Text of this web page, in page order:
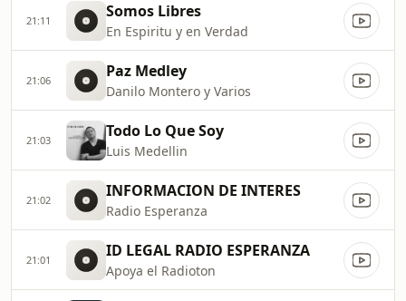
21:11 Somos Libres
En Espiritu y en Verdad
21:06 Paz Medley
Danilo Montero y Varios
21:03 Todo Lo Que Soy
Luis Medellin
21:02 INFORMACION DE INTERES
Radio Esperanza
21:01 ID LEGAL RADIO ESPERANZA
Apoya el Radioton